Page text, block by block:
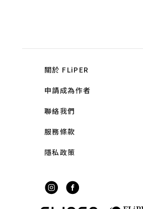
關於 FLiPER
申請成為作者
聯絡我們
服務條款
隱私政策